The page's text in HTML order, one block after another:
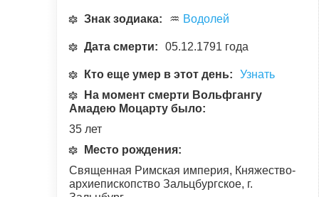
Знак зодиака: ♒ Водолей
Дата смерти: 05.12.1791 года
Кто еще умер в этот день:
Узнать
На момент смерти Вольфгангу
Амадею Моцарту было:
35 лет
Место рождения:
Священная Римская империя, Княжество-
архиепископство Зальцбургское, г.